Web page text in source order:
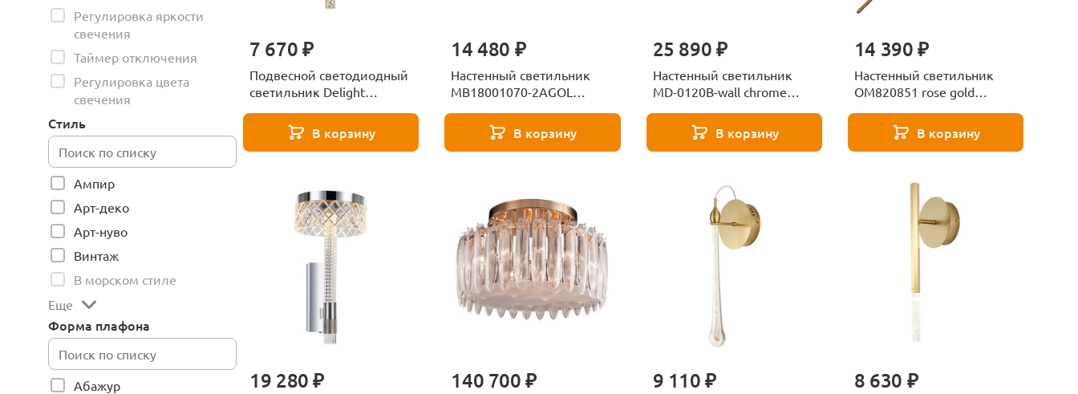
Регулировка яркости
свечения
Таймер отключения
Регулировка цвета
свечения
Стиль
Ампир
Арт-деко
Арт-нуво
Винтаж
В морском стиле
Еще
Форма плафона
Абажур
7 670 ₽
Подвесной светодиодный
светильник Delight
chrome
В корзину
14 480 ₽
Настенный светильник
MB18001070-2AGOL
В корзину
25 890 ₽
Настенный светильник
MD-0120B-wall chrome
В корзину
14 390 ₽
Настенный светильник
OM820851 rose gold
В корзину
19 280 ₽ 140 700 ₽ 9 110 ₽ 8 630 ₽